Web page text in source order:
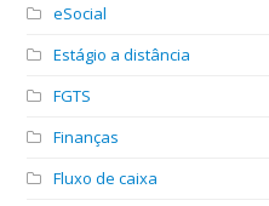
eSocial
Estágio a distância
FGTS
Finanças
Fluxo de caixa